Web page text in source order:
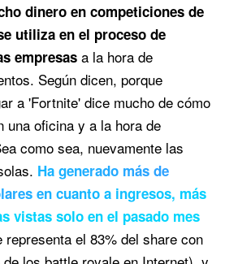
dinero en competiciones de
utiliza en el proceso de
empresasa la hora de
Según dicen, porque
a 'Fortnite' dice mucho de cómo
una oficina y a la hora de
como sea, nuevamente las
Ha generado más de
en cuanto a ingresos, más
vistas solo en el pasado mes
el 83% del share con